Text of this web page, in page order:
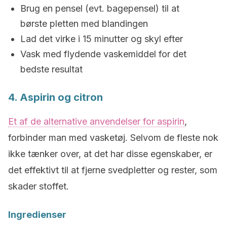
Brug en pensel (evt. bagepensel) til at
børste pletten med blandingen
Lad det virke i 15 minutter og skyl efter
Vask med flydende vaskemiddel for det
bedste resultat
4. Aspirin og citron
Et af de alternative anvendelser for aspirin,
forbinder man med vasketøj. Selvom de fleste nok
ikke tænker over, at det har disse egenskaber, er
det effektivt til at fjerne svedpletter og rester, som
skader stoffet.
Ingredienser